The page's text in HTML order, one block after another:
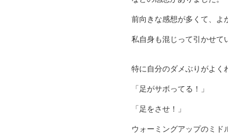
前向きな感想が多くて、よ
私自身も混じって引かせて
特に自分のダメぶりがよく
「足がサボってる！」
「足をさせ！」
ウォーミングアップのミド